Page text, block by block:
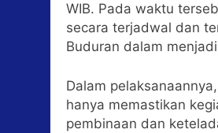
WIB. Pada waktu
secara terjadwal dan
Buduran dalam
Dalam
hanya memastikan
pembinaan dan